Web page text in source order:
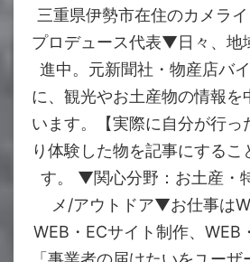
三重県伊勢市在住のカメラ
プロデュース代表▼日々、地
進中。元新聞社・物産店バ
に、観光やお土産物の情報を
います。【実際に自分が行っ
り体験した物を記事にする
す。 ▼関心分野：お土産・
メ/アウトドア▼お仕事は
WEB・ECサイト制作、WEB